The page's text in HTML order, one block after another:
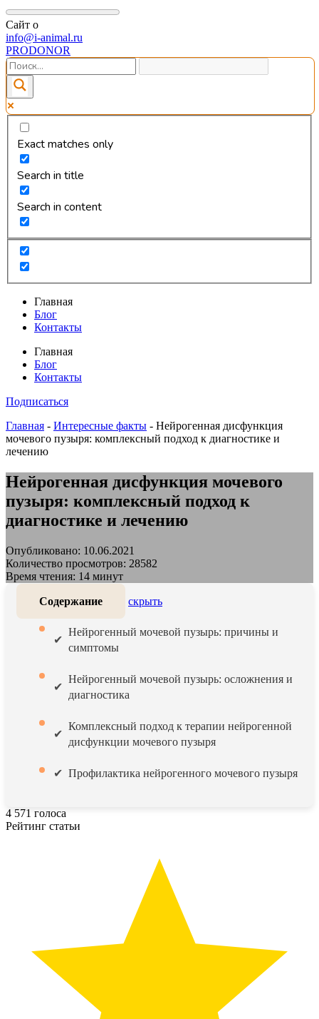
Сайт о
info@i-animal.ru
PRODONOR
Exact matches only
Search in title
Search in content
Главная
Блог
Контакты
Главная
Блог
Контакты
Подписаться
Главная - Интересные факты - Нейрогенная дисфункция
мочевого пузыря: комплексный подход к диагностике и
лечению
Нейрогенная дисфункция мочевого
пузыря: комплексный подход к
диагностике и лечению
Опубликовано: 10.06.2021
Количество просмотров: 28582
Время чтения: 14 минут
Содержание скрыть
Нейрогенный мочевой пузырь: причины и
симптомы
Нейрогенный мочевой пузырь: осложнения и
диагностика
Комплексный подход к терапии нейрогенной
дисфункции мочевого пузыря
Профилактика нейрогенного мочевого пузыря
4 571 голоса
Рейтинг статьи